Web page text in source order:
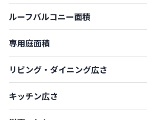
ルーフバルコニー面積
専用庭面積
リビング・ダイニング広さ
キッチン広さ